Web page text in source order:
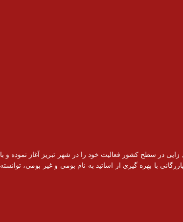
هدف آموزش نیروی کار تخصصی و اشتغال زایی در سطح کشور فعالیت خود را در شهر تبریز آغاز نموده و با
با بهره گیری از اساتید به نام بومی و غیر بومی، توانسته